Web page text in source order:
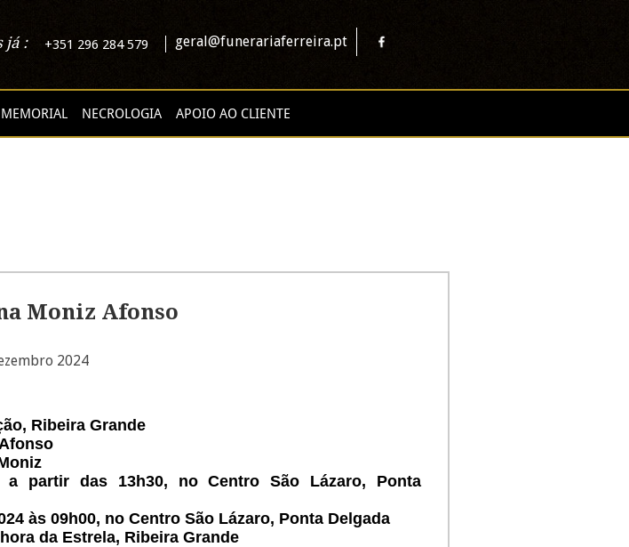
já : +351 296 284 579 geral@funerariaferreira.pt
MEMORIAL NECROLOGIA APOIO AO CLIENTE
Moniz Afonso
2024
Ribeira Grande
a partir das 13h30, no Centro São Lázaro, Ponta
às 09h00, no Centro São Lázaro, Ponta Delgada
da Estrela, Ribeira Grande